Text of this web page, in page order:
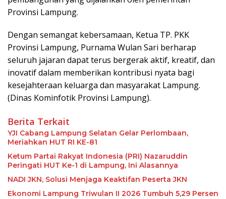
Provinsi Lampung.
Dengan semangat kebersamaan, Ketua TP. PKK
Provinsi Lampung, Purnama Wulan Sari berharap
seluruh jajaran dapat terus bergerak aktif, kreatif, dan
inovatif dalam memberikan kontribusi nyata bagi
kesejahteraan keluarga dan masyarakat Lampung.
(Dinas Kominfotik Provinsi Lampung).
Berita Terkait
YJI Cabang Lampung Selatan Gelar Perlombaan,
Meriahkan HUT RI KE-81
Ketum Partai Rakyat Indonesia (PRI) Nazaruddin
Peringati HUT Ke-1 di Lampung, Ini Alasannya
NADI JKN, Solusi Menjaga Keaktifan Peserta JKN
Ekonomi Lampung Triwulan II 2026 Tumbuh 5,29 Persen